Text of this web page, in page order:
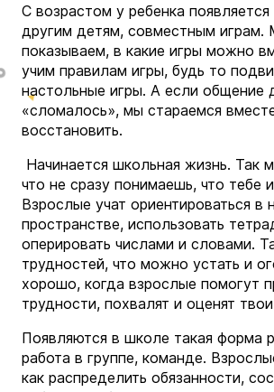
С возрастом у ребенка появляется
другим детям, совместным играм.
показываем, в какие игры можно
учим правилам игры, будь то
настольные игры. А если общение
«сломалось», мы стараемся
восстановить.
Начинается школьная жизнь. Так
что не сразу понимаешь, что тебе
Взрослые учат ориентироваться в
пространстве, использовать
оперировать числами и словами.
трудностей, что можно устать и
хорошо, когда взрослые помогут
трудности, похвалят и оценят
Появляются в школе такая форма
работа в группе, команде.
как распределить обязанности,